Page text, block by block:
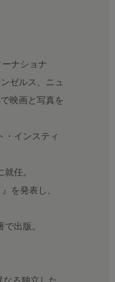
ナショナ
ゼルス、ニュ
映画と写真を
・インスティ
任。
を発表し、
出版。